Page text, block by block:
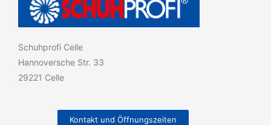
Schuhprofi Celle
Hannoversche Str. 33
29221 Celle
Kontakt und Öffnungszeiten